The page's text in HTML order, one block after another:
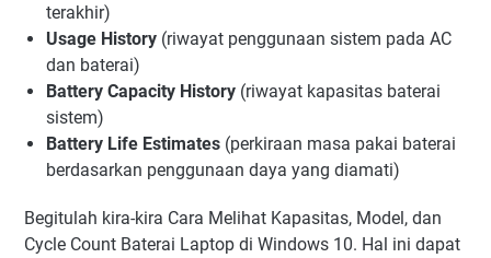
terakhir)
Usage History (riwayat penggunaan sistem pada AC
dan baterai)
Battery Capacity History (riwayat kapasitas baterai
sistem)
Battery Life Estimates (perkiraan masa pakai baterai
berdasarkan penggunaan daya yang diamati)
Begitulah kira-kira Cara Melihat Kapasitas, Model, dan
Cycle Count Baterai Laptop di Windows 10. Hal ini dapat